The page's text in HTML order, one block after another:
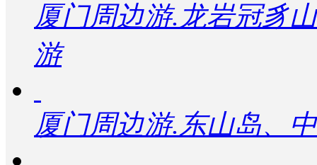
厦门周边游.龙岩冠豸
游
厦门周边游.东山岛、